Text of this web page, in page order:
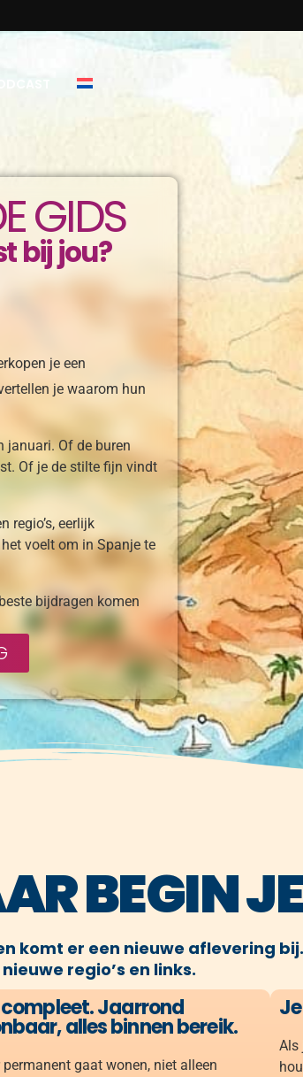
GIDS
bij jou?
je een
je waarom hun
januari. Of de buren
Of je de stilte fijn vindt
regio’s, eerlijk
voelt om in Spanje te
bijdragen komen
BEGIN
komt er een nieuwe aflevering
regio’s en links.
Jaarrond
alles binnen bereik.
gaat wonen, niet alleen
Als